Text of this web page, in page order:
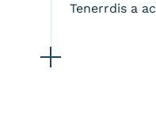
Tenerrdis a